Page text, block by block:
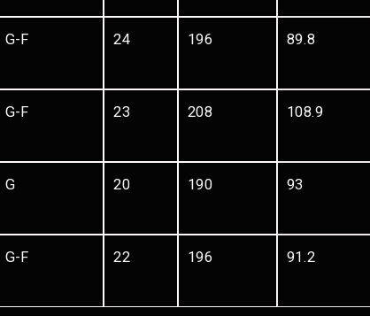
G-F 24 196 89.8
G-F 23 208 108.9
G 20 190 93
G-F 22 196 91.2